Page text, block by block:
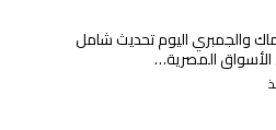
والجمبري اليوم تحديث شامل
الأسواق المصرية…